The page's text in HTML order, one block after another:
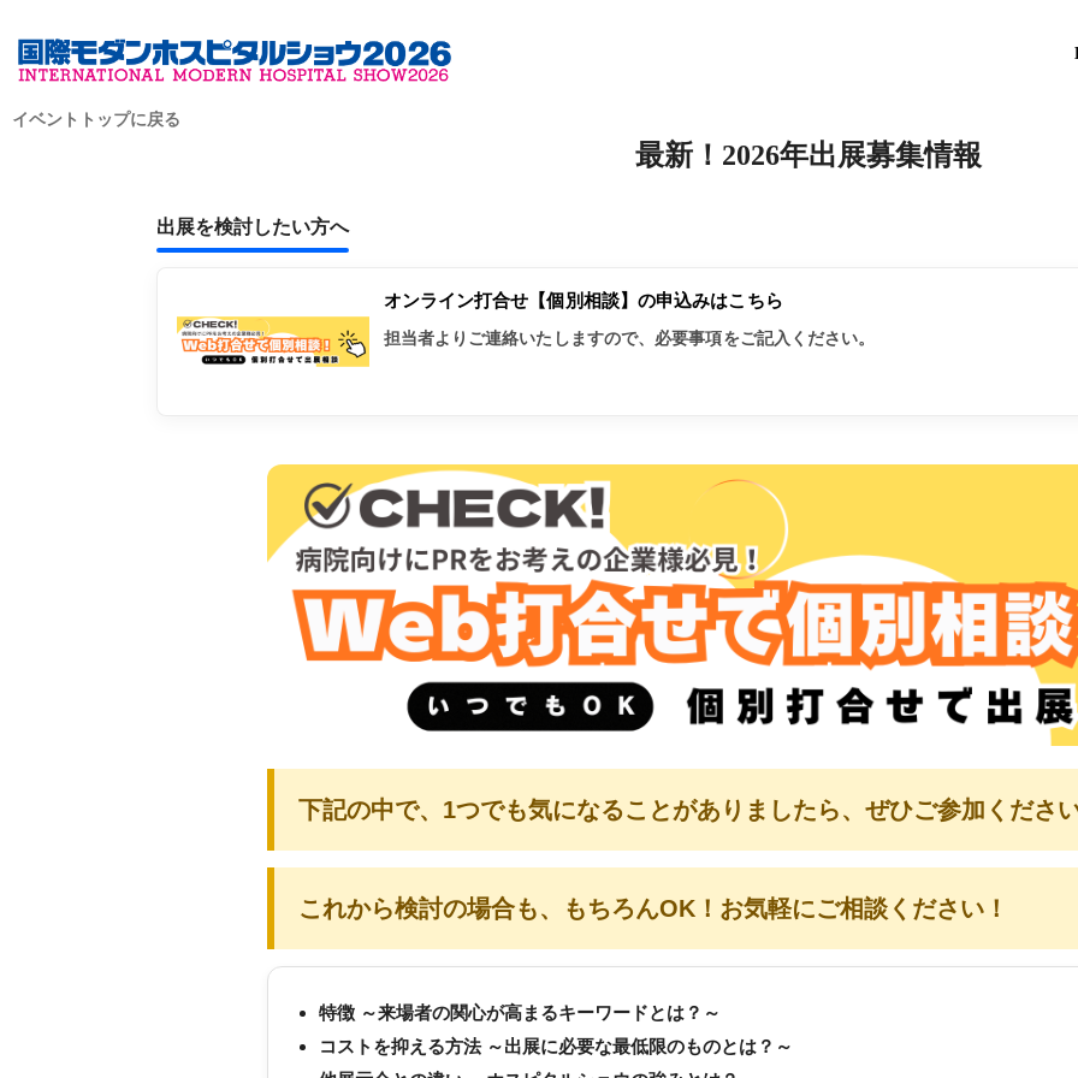
イベントトップに戻る
最新！2026年出展募集情報
出展を検討したい方へ
オンライン打合せ【個別相談】の申込みはこちら
担当者よりご連絡いたしますので、必要事項をご記入ください。
下記の中で、1つでも気になることがありましたら、ぜひご参加くださ
これから検討の場合も、もちろんOK！お気軽にご相談ください！
特徴 ～来場者の関心が高まるキーワードとは？～
コストを抑える方法 ～出展に必要な最低限のものとは？～